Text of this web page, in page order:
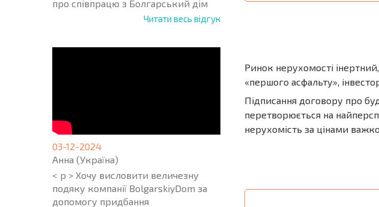
про співпрацю з Болгарський дім
Читати весь відгук
03-12-2024
Анна (Україна)
< p > Хочу висловити величезну
подяку компанії BolgarskiyDom за
допомогу придбання
Ринок нерухомості
«першого асфальту»,
Підписання договору про
перетворюється на
нерухомість за цінами